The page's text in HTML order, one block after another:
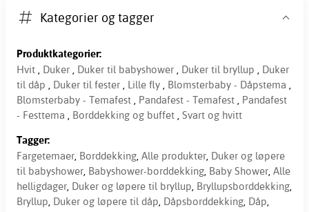
Kategorier og tagger
Produktkategorier:
Hvit , Duker , Duker til babyshower , Duker til bryllup , Duker
til dåp , Duker til fester , Lille fly , Blomsterbaby - Dåpstema ,
Blomsterbaby - Temafest , Pandafest - Temafest , Pandafest
- Festtema , Borddekking og buffet , Svart og hvitt
Tagger:
Fargetemaer, Borddekking, Alle produkter, Duker og løpere
til babyshower, Babyshower-borddekking, Baby Shower, Alle
helligdager, Duker og løpere til bryllup, Bryllupsborddekking,
Bryllup, Duker og løpere til dåp, Dåpsborddekking, Dåp,